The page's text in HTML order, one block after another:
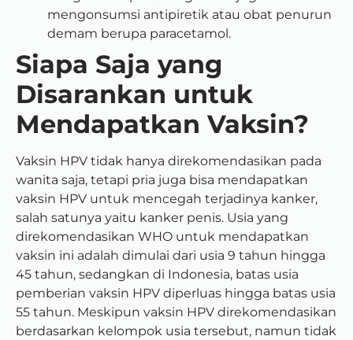
mengonsumsi antipiretik atau obat penurun
demam berupa paracetamol.
Siapa Saja yang
Disarankan untuk
Mendapatkan Vaksin?
Vaksin HPV tidak hanya direkomendasikan pada
wanita saja, tetapi pria juga bisa mendapatkan
vaksin HPV untuk mencegah terjadinya kanker,
salah satunya yaitu kanker penis. Usia yang
direkomendasikan WHO untuk mendapatkan
vaksin ini adalah dimulai dari usia 9 tahun hingga
45 tahun, sedangkan di Indonesia, batas usia
pemberian vaksin HPV diperluas hingga batas usia
55 tahun. Meskipun vaksin HPV direkomendasikan
berdasarkan kelompok usia tersebut, namun tidak